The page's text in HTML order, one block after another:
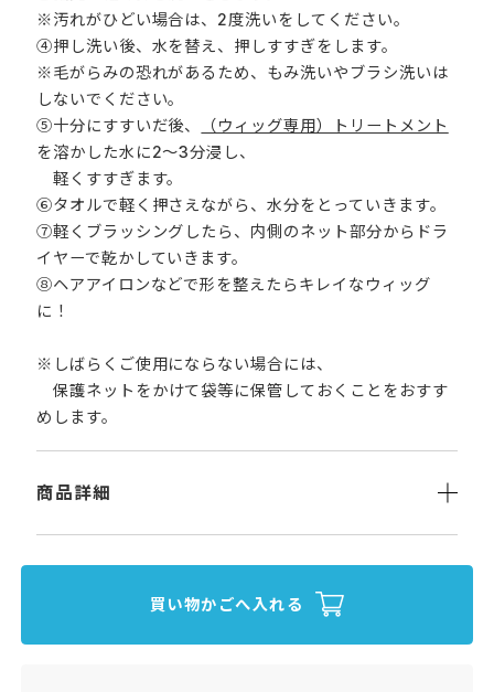
※汚れがひどい場合は、2度洗いをしてください。
④押し洗い後、水を替え、押しすすぎをします。
※毛がらみの恐れがあるため、もみ洗いやブラシ洗いは
しないでください。
⑤十分にすすいだ後、
（ウィッグ専用）トリートメント
を溶かした水に2～3分浸し、
軽くすすぎます。
⑥タオルで軽く押さえながら、水分をとっていきます。
⑦軽くブラッシングしたら、内側のネット部分からドラ
イヤーで乾かしていきます。
⑧ヘアアイロンなどで形を整えたらキレイなウィッグ
に！
※しばらくご使用にならない場合には、
保護ネットをかけて袋等に保管しておくことをおすす
めします。
商品詳細
買い物かごへ入れる